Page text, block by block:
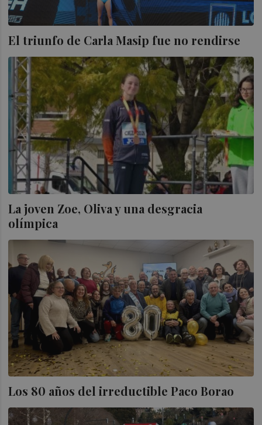
El triunfo de Carla Masip fue no rendirse
La joven Zoe, Oliva y una desgracia
olímpica
Los 80 años del irreductible Paco Borao